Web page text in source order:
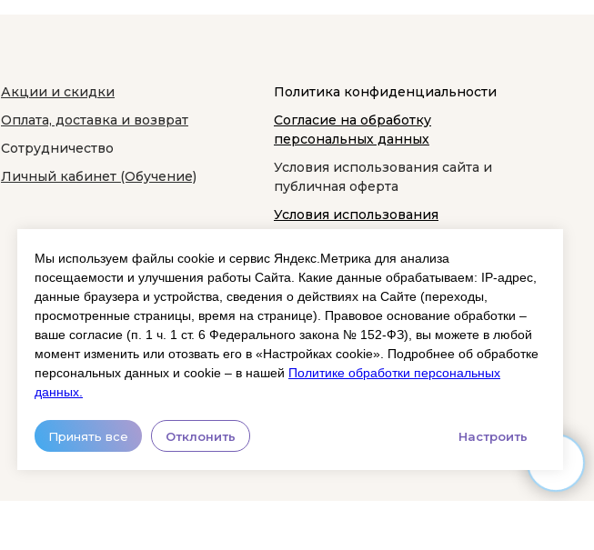
Мы используем файлы cookie и сервис Яндекс.Метрика для анализа
посещаемости и улучшения работы Сайта. Какие данные обрабатываем: IP‑адрес,
данные браузера и устройства, сведения о действиях на Сайте (переходы,
просмотренные страницы, время на странице). Правовое основание обработки –
ваше согласие (п. 1 ч. 1 ст. 6 Федерального закона № 152‑ФЗ), вы можете в любой
момент изменить или отозвать его в «Настройках cookie». Подробнее об обработке
персональных данных и cookie – в нашей Политике обработки персональных
данных.
Принять все Отклонить Настроить
Акции и скидки
Оплата, доставка и возврат
Сотрудничество
Личный кабинет (Обучение)
Политика конфиденциальности
Согласие на обработку
персональных данных
Условия использования сайта и
публичная оферта
Условия использования
космецевтики